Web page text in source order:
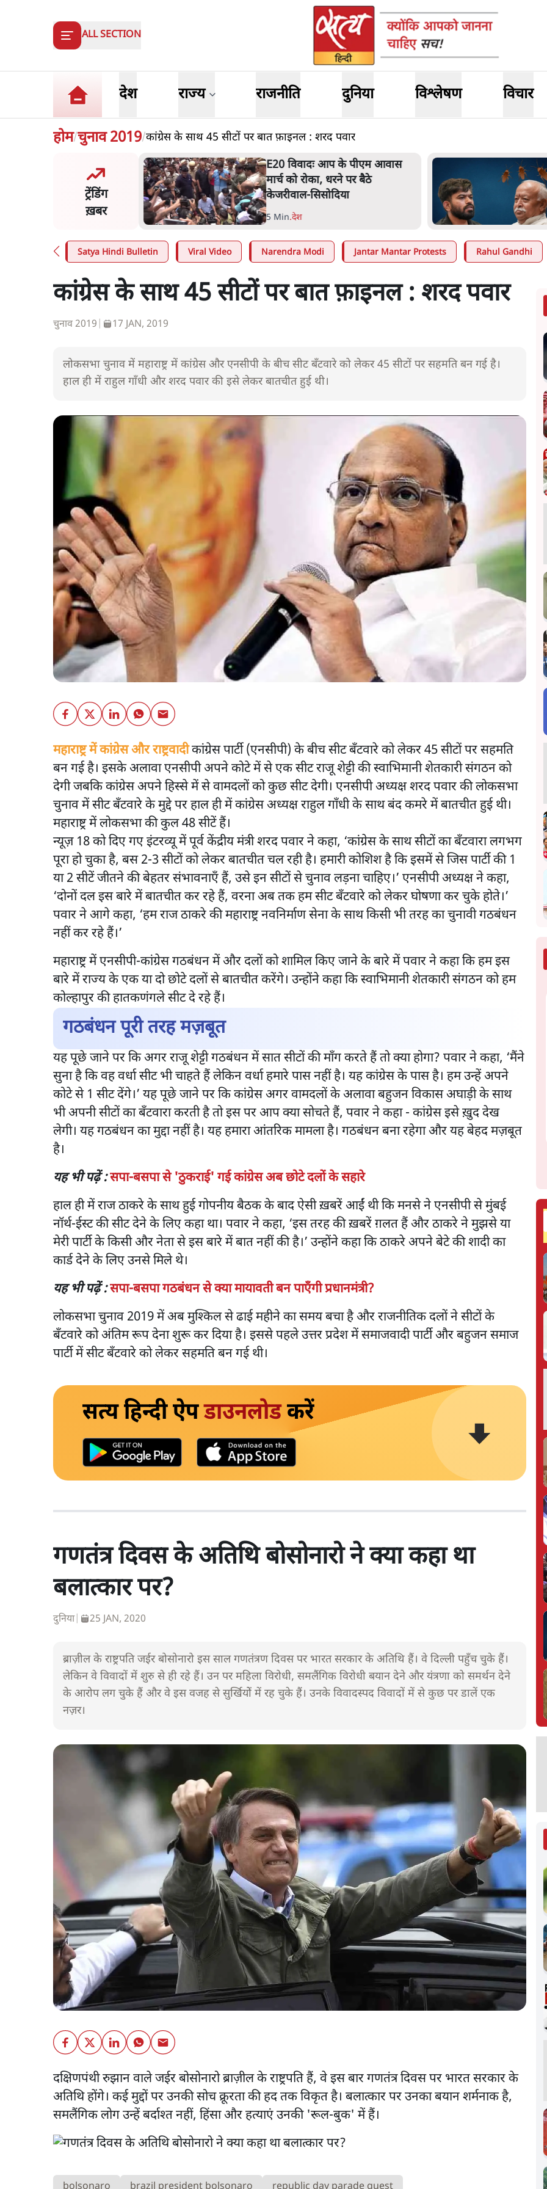
ALL SECTION
देश राज्य राजनीति दुनिया विश्लेषण विचार
होम/चुनाव 2019/कांग्रेस के साथ 45 सीटों पर बात फ़ाइनल : शरद पवार
ट्रेंडिंग
ख़बर
में गैर बीजेपी वोटरों के नामों
की बड़ी साज़िश'- रोहित
E20 विवादः आप के पीएम आवास
मार्च को रोका, धरने पर बैठे
केजरीवाल-सिसोदिया
5 Min.देश
Satya Hindi Bulletin Viral Video Narendra Modi Jantar Mantar Protests Rahul Gandhi
कांग्रेस के साथ 45 सीटों पर बात फ़ाइनल : शरद पवार
चुनाव 2019 17 JAN, 2019
लोकसभा चुनाव में महाराष्ट्र में कांग्रेस और एनसीपी के बीच सीट बँटवारे को लेकर 45 सीटों पर सहमति बन गई है।
हाल ही में राहुल गाँधी और शरद पवार की इसे लेकर बातचीत हुई थी।
महाराष्ट्र में कांग्रेस और राष्ट्रवादीकांग्रेस पार्टी (एनसीपी) के बीच सीट बँटवारे को लेकर 45 सीटों पर सहमति
बन गई है। इसके अलावा एनसीपी अपने कोटे में से एक सीट राजू शेट्टी की स्वाभिमानी शेतकारी संगठन को
देगी जबकि कांग्रेस अपने हिस्से में से वामदलों को कुछ सीट देगी। एनसीपी अध्यक्ष शरद पवार की लोकसभा
चुनाव में सीट बँटवारे के मुद्दे पर हाल ही में कांग्रेस अध्यक्ष राहुल गाँधी के साथ बंद कमरे में बातचीत हुई थी।
महाराष्ट्र में लोकसभा की कुल 48 सीटें हैं।
न्यूज़ 18 को दिए गए इंटरव्यू में पूर्व केंद्रीय मंत्री शरद पवार ने कहा, ‘कांग्रेस के साथ सीटों का बँटवारा लगभग
पूरा हो चुका है, बस 2-3 सीटों को लेकर बातचीत चल रही है। हमारी कोशिश है कि इसमें से जिस पार्टी की 1
या 2 सीटें जीतने की बेहतर संभावनाएँ हैं, उसे इन सीटों से चुनाव लड़ना चाहिए।’ एनसीपी अध्यक्ष ने कहा,
‘दोनों दल इस बारे में बातचीत कर रहे हैं, वरना अब तक हम सीट बँटवारे को लेकर घोषणा कर चुके होते।’
पवार ने आगे कहा, ‘हम राज ठाकरे की महाराष्ट्र नवनिर्माण सेना के साथ किसी भी तरह का चुनावी गठबंधन
नहीं कर रहे हैं।’
महाराष्ट्र में एनसीपी-कांग्रेस गठबंधन में और दलों को शामिल किए जाने के बारे में पवार ने कहा कि हम इस
बारे में राज्य के एक या दो छोटे दलों से बातचीत करेंगे। उन्होंने कहा कि स्वाभिमानी शेतकारी संगठन को हम
कोल्हापुर की हातकणंगले सीट दे रहे हैं।
गठबंधन पूरी तरह मज़बूत
यह पूछे जाने पर कि अगर राजू शेट्टी गठबंधन में सात सीटों की माँग करते हैं तो क्या होगा? पवार ने कहा, ‘मैंने
सुना है कि वह वर्धा सीट भी चाहते हैं लेकिन वर्धा हमारे पास नहीं है। यह कांग्रेस के पास है। हम उन्हें अपने
कोटे से 1 सीट देंगे।’ यह पूछे जाने पर कि कांग्रेस अगर वामदलों के अलावा बहुजन विकास अघाड़ी के साथ
भी अपनी सीटों का बँटवारा करती है तो इस पर आप क्या सोचते हैं, पवार ने कहा - कांग्रेस इसे खु़द देख
लेगी। यह गठबंधन का मुद्दा नहीं है। यह हमारा आंतरिक मामला है। गठबंधन बना रहेगा और यह बेहद मज़बूत
है।
यह भी पढ़ें :सपा-बसपा से 'ठुकराई' गई कांग्रेस अब छोटे दलों के सहारे
हाल ही में राज ठाकरे के साथ हुई गोपनीय बैठक के बाद ऐसी ख़बरें आईं थी कि मनसे ने एनसीपी से मुंबई
नॉर्थ-ईस्ट की सीट देने के लिए कहा था। पवार ने कहा, ‘इस तरह की ख़बरें ग़लत हैं और ठाकरे ने मुझसे या
मेरी पार्टी के किसी और नेता से इस बारे में बात नहीं की है।’ उन्होंने कहा कि ठाकरे अपने बेटे की शादी का
कार्ड देने के लिए उनसे मिले थे।
यह भी पढ़ें :सपा-बसपा गठबंधन से क्या मायावती बन पाएँगी प्रधानमंत्री?
लोकसभा चुनाव 2019 में अब मुश्किल से ढाई महीने का समय बचा है और राजनीतिक दलों ने सीटों के
बँटवारे को अंतिम रूप देना शुरू कर दिया है। इससे पहले उत्तर प्रदेश में समाजवादी पार्टी और बहुजन समाज
पार्टी में सीट बँटवारे को लेकर सहमति बन गई थी।
सत्य हिन्दी ऐपडाउनलोडकरें
गणतंत्र दिवस के अतिथि बोसोनारो ने क्या कहा था
बलात्कार पर?
दुनिया| 25 JAN, 2020
ब्राज़ील के राष्ट्रपति जईर बोसोनारो इस साल गणतंत्रण दिवस पर भारत सरकार के अतिथि हैं। वे दिल्ली पहुँच चुके हैं।
लेकिन वे विवादों में शुरु से ही रहे हैं। उन पर महिला विरोधी, समलैंगिक विरोधी बयान देने और यंत्रणा को समर्थन देने
के आरोप लग चुके हैं और वे इस वजह से सुर्खियोें में रह चुके हैं। उनके विवादस्पद विवादों में से कुछ पर डालें एक
नज़र।
दक्षिणपंथी रुझान वाले जईर बोसोनारो ब्राज़ील के राष्ट्रपति हैं, वे इस बार गणतंत्र दिवस पर भारत सरकार के
अतिथि होंगे। कई मुद्दों पर उनकी सोच क्रूरता की हद तक विकृत है। बलात्कार पर उनका बयान शर्मनाक है,
समलैंगिक लोग उन्हें बर्दाश्त नहीं, हिंसा और हत्याएं उनकी 'रूल-बुक' में हैं।